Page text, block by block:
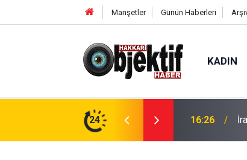
Manşetler Günün Haberleri
KADIN
24 16:13